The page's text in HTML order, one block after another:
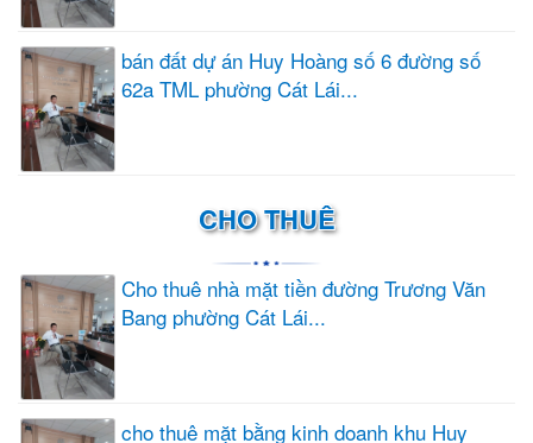
bán đất dự án Huy Hoàng số 6 đường số
62a TML phường Cát Lái...
CHO THUÊ
Cho thuê nhà mặt tiền đường Trương Văn
Bang phường Cát Lái...
cho thuê mặt bằng kinh doanh khu Huy